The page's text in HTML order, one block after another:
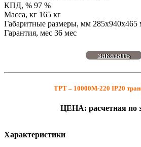
КПД, % 97 %
Масса, кг 165 кг
Габаритные размеры, мм
Гарантия, мес 36 мес
заказать
ТРТ – 10000М-220 IP20
ЦЕНА: расчетная по
Характеристики